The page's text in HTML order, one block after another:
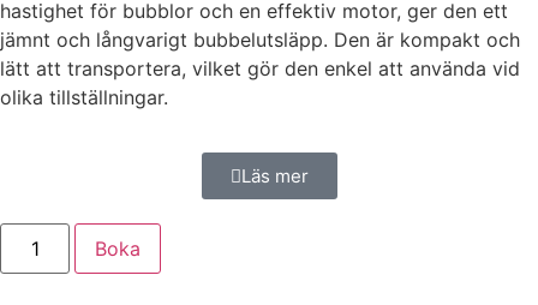
hastighet för bubblor och en effektiv motor, ger den ett
jämnt och långvarigt bubbelutsläpp. Den är kompakt och
lätt att transportera, vilket gör den enkel att använda vid
olika tillställningar.
Läs mer
Boka